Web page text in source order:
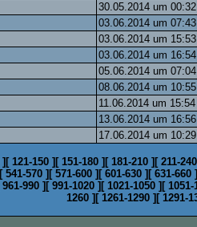
30.05.2014 um
03.06.2014 um
03.06.2014 um
03.06.2014 um
05.06.2014 um
08.06.2014 um
11.06.2014 um
13.06.2014 um
17.06.2014 um
] [ 121-150 ] [ 151-180 ] [ 181-210 ] [ 211-240
[ 541-570 ] [ 571-600 ] [ 601-630 ] [ 631-660 ]
961-990 ] [ 991-1020 ] [ 1021-1050 ] [ 1051-
1260 ] [ 1261-1290 ] [ 1291-